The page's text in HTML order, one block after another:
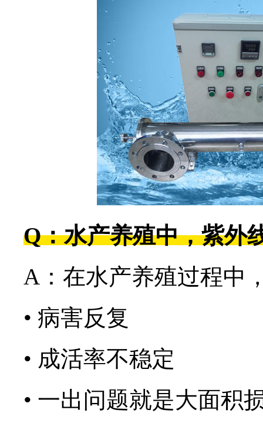
Q：水产养殖中，紫外
A：在水产养殖过程中
• 病害反复
• 成活率不稳定
• 一出问题就是大面积